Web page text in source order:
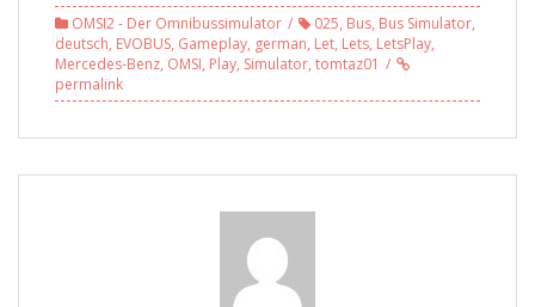
Button ist da |
Gladbeck v5
OMSI2 - Der Omnibussimulator 025, Bus, Bus Simulator,
deutsch, EVOBUS, Gameplay, german, Let, Lets, LetsPlay,
Mercedes-Benz, OMSI, Play, Simulator, tomtaz01
permalink